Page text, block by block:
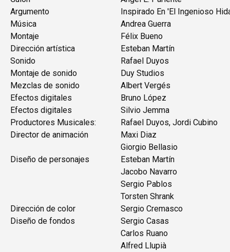
Argumento
Inspirado En 'El Ingenioso
Música
Andrea Guerra
Montaje
Félix Bueno
Dirección artística
Esteban Martín
Sonido
Rafael Duyos
Montaje de sonido
Duy Studios
Mezclas de sonido
Albert Vergés
Efectos digitales
Bruno López
Efectos digitales
Silvio Jemma
Productores Musicales:
Rafael Duyos, Jordi Cubino
Director de animación
Maxi Diaz
Giorgio Bellasio
Diseño de personajes
Esteban Martín
Jacobo Navarro
Sergio Pablos
Torsten Shrank
Dirección de color
Sergio Cremasco
Diseño de fondos
Sergio Casas
Carlos Ruano
Alfred Llupià